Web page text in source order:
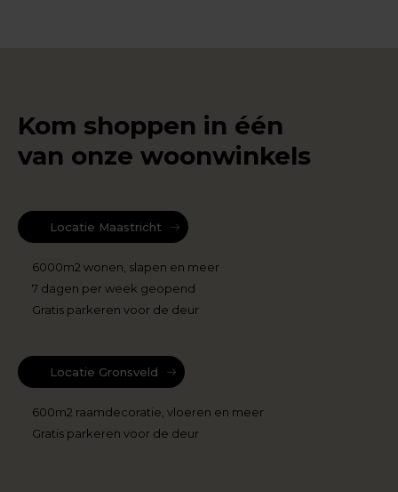
Kom shoppen in één
van onze woonwinkels
Locatie Maastricht
6000m2 wonen, slapen en meer
7 dagen per week geopend
Gratis parkeren voor de deur
Locatie Gronsveld
600m2 raamdecoratie, vloeren en meer
Gratis parkeren voor de deur